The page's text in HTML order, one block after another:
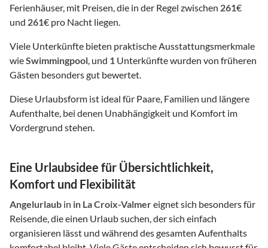
Ferienhäuser, mit Preisen, die in der Regel zwischen 261€
und 261€ pro Nacht liegen.
Viele Unterkünfte bieten praktische Ausstattungsmerkmale
wieSwimmingpool, und 1 Unterkünfte wurden von früheren
Gästen besonders gut bewertet.
Diese Urlaubsform ist ideal für Paare, Familien und längere
Aufenthalte, bei denen Unabhängigkeit und Komfort im
Vordergrund stehen.
Eine Urlaubsidee für Übersichtlichkeit,
Komfort und Flexibilität
Angelurlaub in in La Croix-Valmereignet sich besonders für
Reisende, die einen Urlaub suchen, der sich einfach
organisieren lässt und während des gesamten Aufenthalts